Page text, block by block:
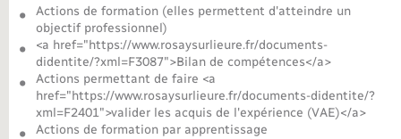
Numérique
Organisation d’événement
Sécurité - Prévention
Actions de formation (elles permettent d'atteindre un
objectif professionnel)
<a href="https://www.rosaysurlieure.fr/documents-
didentite/?xml=F3087">Bilan de compétences</a>
Actions permettant de faire <a
href="https://www.rosaysurlieure.fr/documents-didentite/?
xml=F2401">valider les acquis de l'expérience (VAE)</a>
Actions de formation par apprentissage